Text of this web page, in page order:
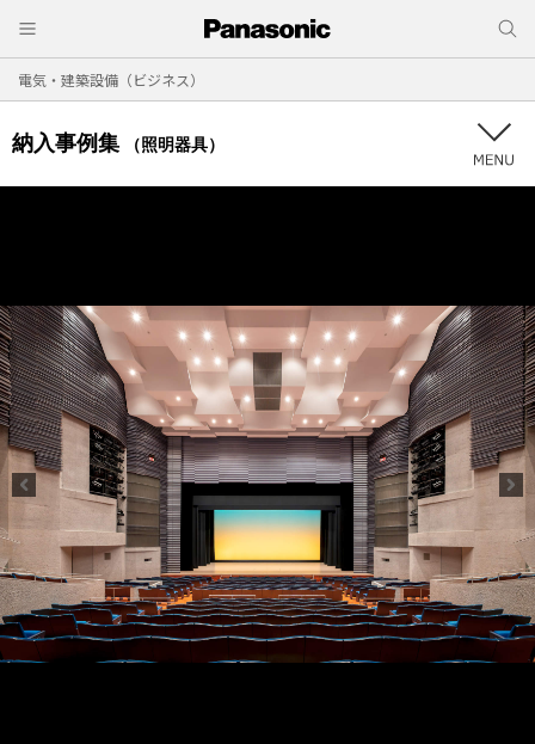
電気・建築設備（ビジネス）
納入事例集 （照明器具）